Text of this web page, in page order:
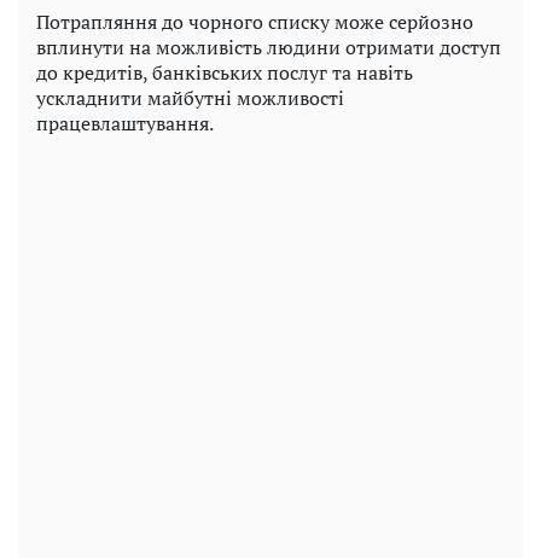
Потрапляння до чорного списку може серйозно
вплинути на можливість людини отримати доступ
до кредитів, банківських послуг та навіть
ускладнити майбутні можливості
працевлаштування.